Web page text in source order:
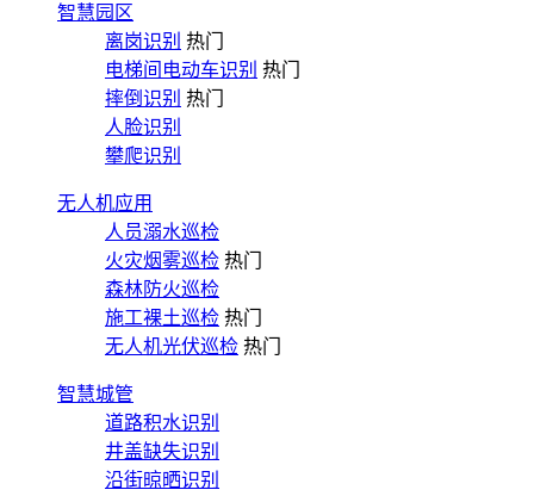
智慧园区
离岗识别 热门
电梯间电动车识别 热门
摔倒识别 热门
人脸识别
攀爬识别
无人机应用
人员溺水巡检
火灾烟雾巡检 热门
森林防火巡检
施工裸土巡检 热门
无人机光伏巡检 热门
智慧城管
道路积水识别
井盖缺失识别
沿街晾晒识别